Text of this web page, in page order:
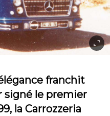
franchit
signé le premier
la Carrozzeria